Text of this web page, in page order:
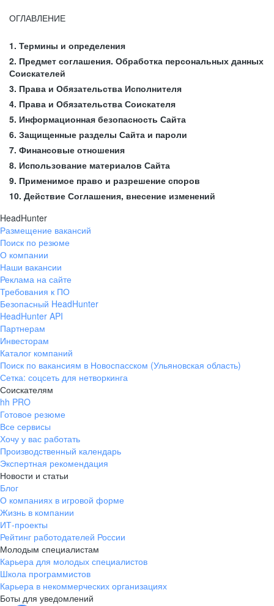
ОГЛАВЛЕНИЕ
1. Термины и определения
2. Предмет соглашения. Обработка персональных данных
Соискателей
3. Права и Обязательства Исполнителя
4. Права и Обязательства Соискателя
5. Информационная безопасность Сайта
6. Защищенные разделы Сайта и пароли
7. Финансовые отношения
8. Использование материалов Сайта
9. Применимое право и разрешение споров
10. Действие Соглашения, внесение изменений
HeadHunter
Размещение вакансий
Поиск по резюме
О компании
Наши вакансии
Реклама на сайте
Требования к ПО
Безопасный HeadHunter
HeadHunter API
Партнерам
Инвесторам
Каталог компаний
Поиск по вакансиям в Новоспасском (Ульяновская область)
Сетка: соцсеть для нетворкинга
Соискателям
hh PRO
Готовое резюме
Все сервисы
Хочу у вас работать
Производственный календарь
Экспертная рекомендация
Новости и статьи
Блог
О компаниях в игровой форме
Жизнь в компании
ИТ-проекты
Рейтинг работодателей России
Молодым специалистам
Карьера для молодых специалистов
Школа программистов
Карьера в некоммерческих организациях
Боты для уведомлений